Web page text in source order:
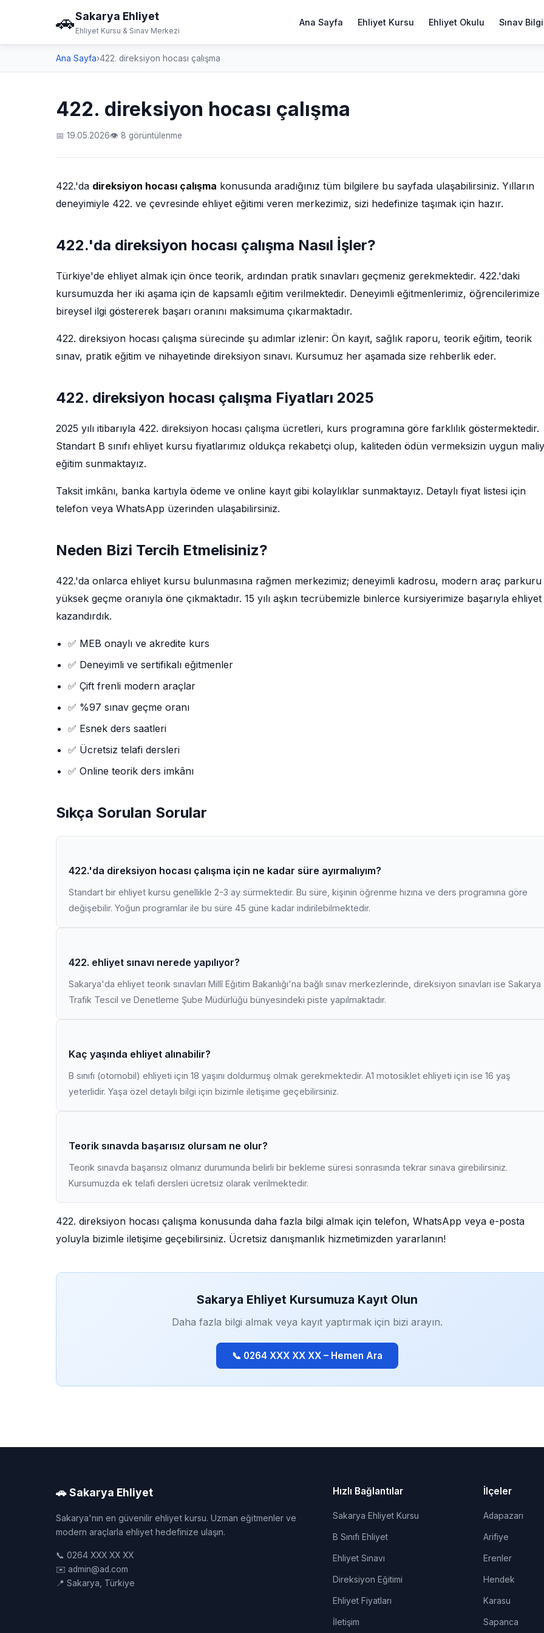
🚗Sakarya Ehliyet
Ehliyet Kursu & Sınav Merkezi
Ana Sayfa Ehliyet Kursu Ehliyet Okulu Sınav
Ana Sayfa›422. direksiyon hocası çalışma
422. direksiyon hocası çalışma
📅 19.05.2026👁 8 görüntülenme
422.'da direksiyon hocası çalışma konusunda aradığınız tüm bilgilere bu sayfada ulaşabilirsiniz. Yılların
deneyimiyle 422. ve çevresinde ehliyet eğitimi veren merkezimiz, sizi hedefinize taşımak için hazır.
422.'da direksiyon hocası çalışma Nasıl İşler?
Türkiye'de ehliyet almak için önce teorik, ardından pratik sınavları geçmeniz gerekmektedir. 422.'daki
kursumuzda her iki aşama için de kapsamlı eğitim verilmektedir. Deneyimli eğitmenlerimiz, öğrencilerimize
bireysel ilgi göstererek başarı oranını maksimuma çıkarmaktadır.
422. direksiyon hocası çalışma sürecinde şu adımlar izlenir: Ön kayıt, sağlık raporu, teorik eğitim, teorik
sınav, pratik eğitim ve nihayetinde direksiyon sınavı. Kursumuz her aşamada size rehberlik eder.
422. direksiyon hocası çalışma Fiyatları 2025
2025 yılı itibarıyla 422. direksiyon hocası çalışma ücretleri, kurs programına göre farklılık göstermektedir.
Standart B sınıfı ehliyet kursu fiyatlarımız oldukça rekabetçi olup, kaliteden ödün vermeksizin uygun
eğitim sunmaktayız.
Taksit imkânı, banka kartıyla ödeme ve online kayıt gibi kolaylıklar sunmaktayız. Detaylı fiyat listesi için
telefon veya WhatsApp üzerinden ulaşabilirsiniz.
Neden Bizi Tercih Etmelisiniz?
422.'da onlarca ehliyet kursu bulunmasına rağmen merkezimiz; deneyimli kadrosu, modern araç parkuru
yüksek geçme oranıyla öne çıkmaktadır. 15 yılı aşkın tecrübemizle binlerce kursiyerimize başarıyla ehliyet
kazandırdık.
✅ MEB onaylı ve akredite kurs
✅ Deneyimli ve sertifikalı eğitmenler
✅ Çift frenli modern araçlar
✅ %97 sınav geçme oranı
✅ Esnek ders saatleri
✅ Ücretsiz telafi dersleri
✅ Online teorik ders imkânı
Sıkça Sorulan Sorular
422.'da direksiyon hocası çalışma için ne kadar süre ayırmalıyım?
Standart bir ehliyet kursu genellikle 2-3 ay sürmektedir. Bu süre, kişinin öğrenme hızına ve ders programına göre
değişebilir. Yoğun programlar ile bu süre 45 güne kadar indirilebilmektedir.
422. ehliyet sınavı nerede yapılıyor?
Sakarya'da ehliyet teorik sınavları Millî Eğitim Bakanlığı'na bağlı sınav merkezlerinde, direksiyon sınavları ise Sakarya
Trafik Tescil ve Denetleme Şube Müdürlüğü bünyesindeki piste yapılmaktadır.
Kaç yaşında ehliyet alınabilir?
B sınıfı (otomobil) ehliyeti için 18 yaşını doldurmuş olmak gerekmektedir. A1 motosiklet ehliyeti için ise 16 yaş
yeterlidir. Yaşa özel detaylı bilgi için bizimle iletişime geçebilirsiniz.
Teorik sınavda başarısız olursam ne olur?
Teorik sınavda başarısız olmanız durumunda belirli bir bekleme süresi sonrasında tekrar sınava girebilirsiniz.
Kursumuzda ek telafi dersleri ücretsiz olarak verilmektedir.
422. direksiyon hocası çalışma konusunda daha fazla bilgi almak için telefon, WhatsApp veya e-posta
yoluyla bizimle iletişime geçebilirsiniz. Ücretsiz danışmanlık hizmetimizden yararlanın!
Sakarya Ehliyet Kursumuza Kayıt Olun
Daha fazla bilgi almak veya kayıt yaptırmak için bizi arayın.
📞 0264 XXX XX XX – Hemen Ara
🚗 Sakarya Ehliyet
Sakarya'nın en güvenilir ehliyet kursu. Uzman eğitmenler ve
modern araçlarla ehliyet hedefinize ulaşın.
📞 0264 XXX XX XX
✉️ admin@ad.com
📍 Sakarya, Türkiye
Hızlı Bağlantılar
Sakarya Ehliyet Kursu
B Sınıfı Ehliyet
Ehliyet Sınavı
Direksiyon Eğitimi
Ehliyet Fiyatları
İletişim
İlçeler
Adapazarı
Arifiye
Erenler
Hendek
Karasu
Sapanca